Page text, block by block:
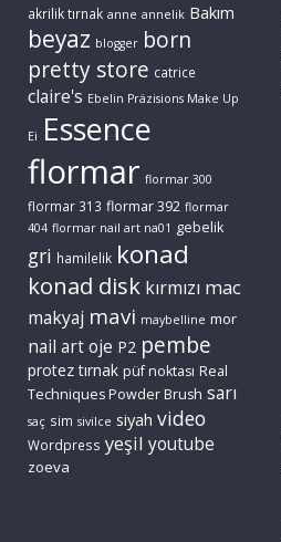
akrilik tırnak anne annelik Bakım
beyaz blogger born
pretty store catrice
claire's Ebelin Präzisions Make Up
Ei Essence
flormar flormar 300
flormar 313 flormar 392 flormar
404 flormar nail art na01 gebelik
gri hamilelik konad
konad disk kırmızı mac
makyaj mavi maybelline mor
nail artoje P2 pembe
protez tırnak püf noktası Real
Techniques Powder Brush sarı
saç sim sivilce siyah video
Wordpress yeşil youtube
zoeva